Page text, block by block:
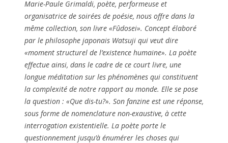
Marie-Paule Grimaldi, poète, performeuse et
organisatrice de soirées de poésie, nous offre dans la
même collection, son livre «Fûdosei». Concept élaboré
par le philosophe japonais Watsuji qui veut dire
«moment structurel de l’existence humaine». La poète
effectue ainsi, dans le cadre de ce court livre, une
longue méditation sur les phénomènes qui constituent
la complexité de notre rapport au monde. Elle se pose
la question : «Que dis-tu?». Son fanzine est une réponse,
sous forme de nomenclature non-exaustive, à cette
interrogation existentielle. La poète porte le
questionnement jusqu’à énumérer les choses qui